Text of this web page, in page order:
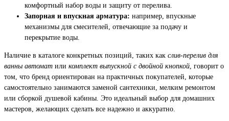
комфортный набор воды и защиту от перелива.
Запорная и впускная арматура: например, впускные
механизмы для смесителей, отвечающие за подачу и
перекрытие воды.
Наличие в каталоге конкретных позиций, таких как слив-перелив для
ванны автомат или комплект выпускной с двойной кнопкой , говорит о
том, что бренд ориентирован на практичных покупателей, которые
самостоятельно занимаются заменой сантехники, мелким ремонтом
или сборкой душевой кабины. Это идеальный выбор для домашних
мастеров, желающих сделать все надежно и аккуратно.